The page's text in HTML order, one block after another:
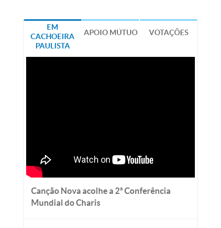
EM
CACHOEIRA
PAULISTA
APOIO MÚTUO VOTAÇÕES
Canção Nova acolhe a 2ª Conferência
Mundial do Charis